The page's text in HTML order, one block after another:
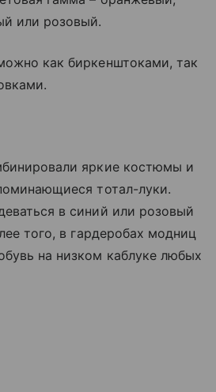
или розовый.
как биркенштоками, так
яркие костюмы и
тотал-луки.
в синий или розовый
того, в гардеробах модниц
на низком каблуке любых